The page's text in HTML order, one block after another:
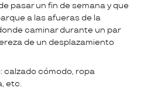
pasar un fin de semana y que
a las afueras de la
caminar durante un par
de un desplazamiento
calzado cómodo, ropa
etc.